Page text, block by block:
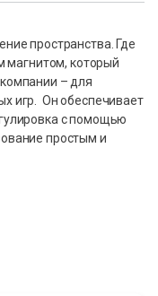
пространства. Где
магнитом, который
– для
игр. Он обеспечивает
с помощью
простым и